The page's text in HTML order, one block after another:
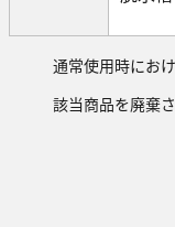
通常使用時にお
該当商品を廃棄